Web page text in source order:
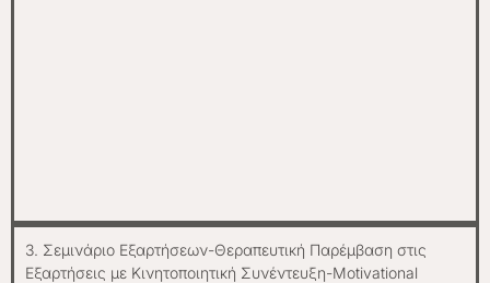
3. Σεμινάριο Εξαρτήσεων-Θεραπευτική Παρέμβαση στις
Εξαρτήσεις με Κινητοποιητική Συνέντευξη-Motivational